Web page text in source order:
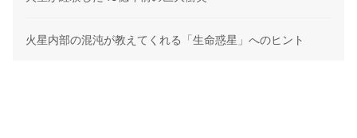
火星内部の混沌が教えてくれる「生命惑星」へのヒント